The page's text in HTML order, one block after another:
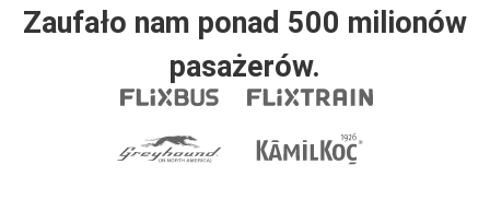
Zaufało nam ponad 500 milionów
pasażerów.